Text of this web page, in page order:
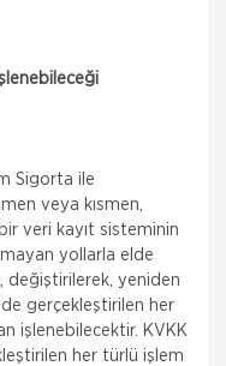
Sigorta ile
veya kısmen,
veri kayıt sisteminin
yollarla elde
değiştirilerek, yeniden
gerçekleştirilen her
işlenebilecektir. KVKK
her türlü işlem